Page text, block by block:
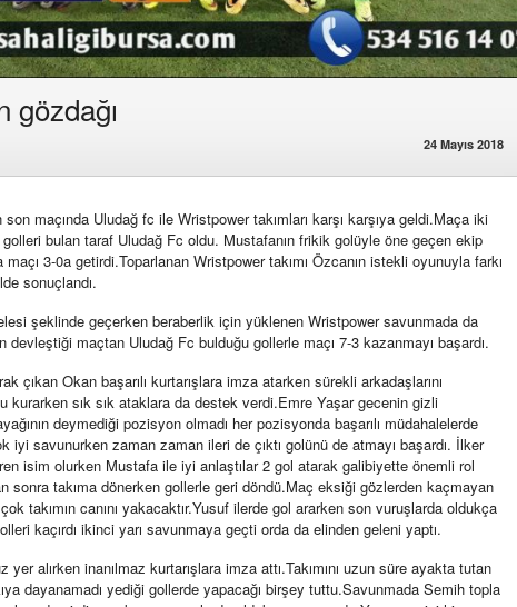
gözdağı
24 Mayıs 2018
son maçında Uludağ fc ile Wristpower takımları karşı karşıya geldi.Maça iki
bulan taraf Uludağ Fc oldu. Mustafanın frikik golüyle öne geçen ekip
3-0a getirdi.Toparlanan Wristpower takımı Özcanın istekli oyunuyla farkı
sonuçlandı.
şeklinde geçerken beraberlik için yüklenen Wristpower savunmada da
devleştiği maçtan Uludağ Fc bulduğu gollerle maçı 7-3 kazanmayı başardı.
çıkan Okan başarılı kurtarışlara imza atarken sürekli arkadaşlarını
kurarken sık sık ataklara da destek verdi.Emre Yaşar gecenin gizli
deymediği pozisyon olmadı her pozisyonda başarılı müdahalelerde
iyi savunurken zaman zaman ileri de çıktı golünü de atmayı başardı. İlker
isim olurken Mustafa ile iyi anlaştılar 2 gol atarak galibiyette önemli rol
sonra takıma dönerken gollerle geri döndü.Maç eksiği gözlerden kaçmayan
takımın canını yakacaktır.Yusuf ilerde gol ararken son vuruşlarda oldukça
kaçırdı ikinci yarı savunmaya geçti orda da elinden geleni yaptı.
alırken inanılmaz kurtarışlara imza attı.Takımını uzun süre ayakta tutan
dayanamadı yediği gollerde yapacağı birşey tuttu.Savunmada Semih topla